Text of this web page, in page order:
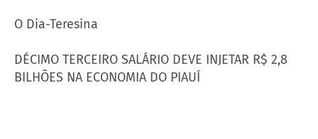
O Dia-Teresina
DÉCIMO TERCEIRO SALÁRIO DEVE INJETAR R$ 2,8
BILHÕES NA ECONOMIA DO PIAUÍ